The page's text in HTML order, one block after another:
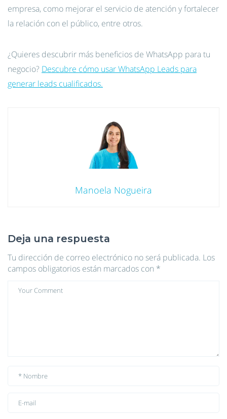
empresa, como mejorar el servicio de atención y fortalecer
la relación con el público, entre otros.
¿Quieres descubrir más beneficios de WhatsApp para tu
negocio? Descubre cómo usar WhatsApp Leads para
generar leads cualificados.
Manoela Nogueira
Deja una respuesta
Tu dirección de correo electrónico no será publicada. Los
campos obligatorios están marcados con *